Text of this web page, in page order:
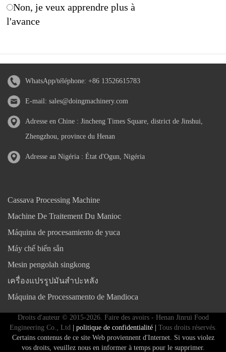
Non, je veux apprendre plus à
l'avance
WhatsApp/téléphone: +86 13526615783
E-mail: sales@doingmachinery.com
Adresse en Chine : Jincheng Times Square, district de Jinshui,
Zhengzhou, province du Henan
Adresse au Nigéria : État d'Ogun, Nigéria
Cassava Processing Machine
Machine De Traitement Du Manioc
Máquina de procesamiento de yuca
Máy chế biến sắn
Mesin pengolah singkong
เครื่องแปรรูปมันสำปะหลัง
Máquina de Processamento de Mandioca
Droits d'auteur © 2015-2026. Faire des avoirs - Henan Jinrui Food
Engineering Co., Ltd | politique de confidentialité | Tous droits réservés.
Certains contenus de ce site Web proviennent d'Internet. Si vous violez
vos droits, veuillez nous en informer à temps pour le supprimer.